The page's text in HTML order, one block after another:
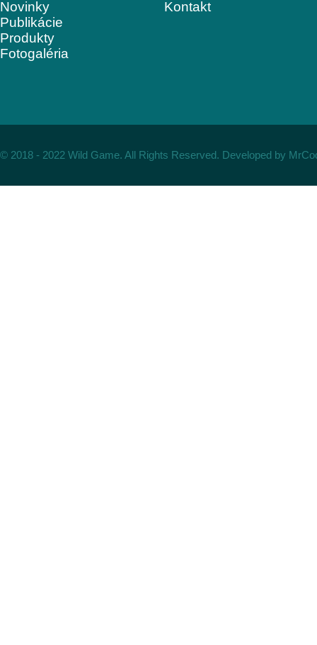
Novinky
Publikácie
Produkty
Fotogaléria
Kontakt
© 2018 - 2022 Wild Game. All Rights Reserved. Developed by